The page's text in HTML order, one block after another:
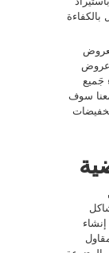
جَميع
معنا سوف